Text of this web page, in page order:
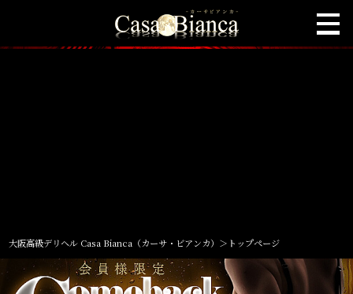
大阪高級デリヘル Casa Bianca（カーサ・ビアンカ） ＞ トップページ